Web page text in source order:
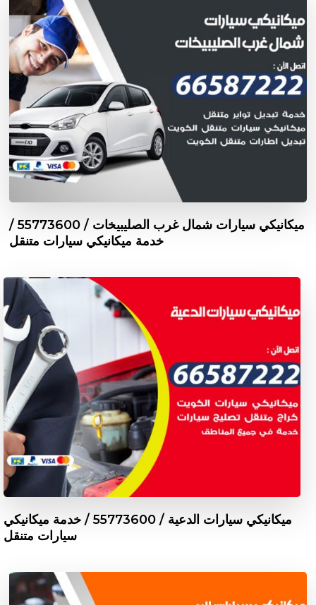
ميكانيكي سيارات شمال غرب الصليبيخات / 55773600‬ /
خدمة ميكانيكي سيارات متنقل
ميكانيكي سيارات الدعية / 55773600‬ / خدمة ميكانيكي
سيارات متنقل